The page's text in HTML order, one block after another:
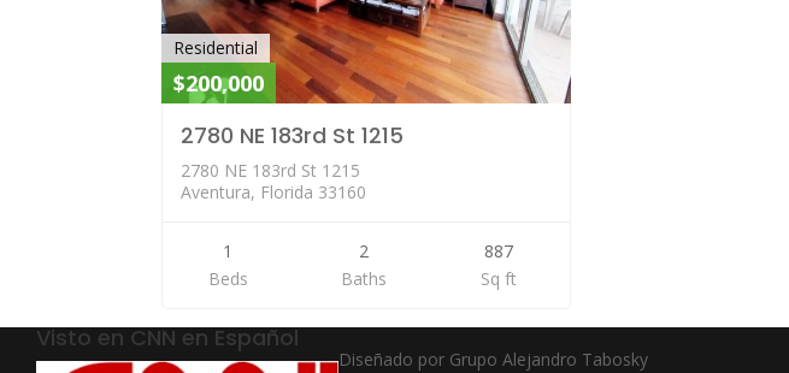
Residential
$200,000
2780 NE 183rd St 1215
2780 NE 183rd St 1215
Aventura, Florida 33160
1
Beds
2
Baths
887
Sq ft
Visto en CNN en Español
Diseñado por Grupo Alejandro Tabosky